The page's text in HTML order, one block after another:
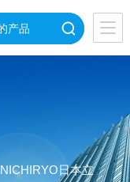
NICHIRYO日本立